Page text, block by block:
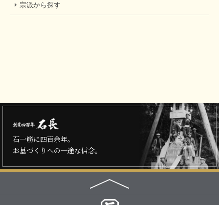
宗派から探す
石一筋に四百余年。
お墓づくりへの一途な信念。